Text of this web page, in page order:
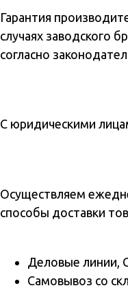
Гарантия
случаях заводского
согласно
С юридическими
Осуществляем
способы доставки
Деловые линии,
Самовывоз со